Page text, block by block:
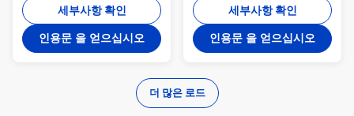
Steel Frame and Easily
Assembled Design
세부사항 확인
인용문 을 얻으십시오
Frame for Kiwi Growing
세부사항 확인
인용문 을 얻으십시오
더 많은 로드